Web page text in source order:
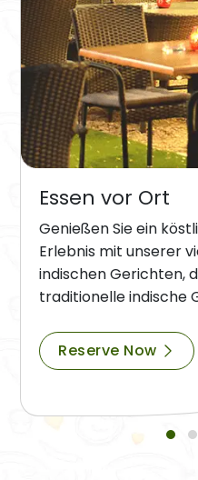
Essen vor Ort
Genießen Sie ein
Erlebnis mit unserer
indischen Gerichten,
traditionelle indische
Reserve Now